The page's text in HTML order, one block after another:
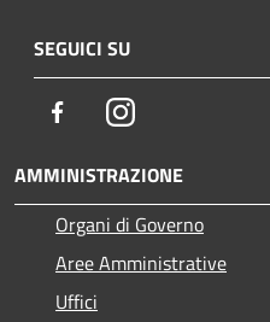
SEGUICI SU
FacebookInstagram
AMMINISTRAZIONE
Organi di Governo
Aree Amministrative
Uffici